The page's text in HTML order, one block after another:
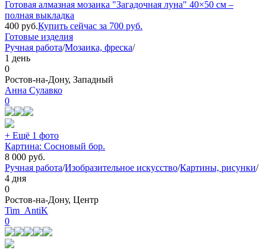
Готовая алмазная мозаика "Загадочная луна" 40×50 см –
полная выкладка
400 руб.Купить сейчас за 700 руб.
Готовые изделия
Ручная работа/Мозаика, фреска/
1 день
0
Ростов-на-Дону, Западный
Анна Сулавко
0
+ Ещё 1 фото
Картина: Сосновый бор.
8 000 руб.
Ручная работа/Изобразительное искусство/Картины, рисунки/
4 дня
0
Ростов-на-Дону, Центр
Tim_AntiK
0